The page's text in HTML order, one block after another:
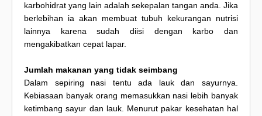
karbohidrat yang lain adalah sekepalan tangan anda. Jika
berlebihan ia akan membuat tubuh kekurangan nutrisi
lainnya karena sudah diisi dengan karbo dan
mengakibatkan cepat lapar.
Jumlah makanan yang tidak seimbang
Dalam sepiring nasi tentu ada lauk dan sayurnya.
Kebiasaan banyak orang memasukkan nasi lebih banyak
ketimbang sayur dan lauk. Menurut pakar kesehatan hal